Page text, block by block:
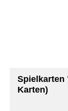
Spielkarten
Karten)